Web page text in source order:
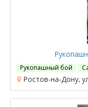
Рукопашный бой
Ростов-на-Дону,